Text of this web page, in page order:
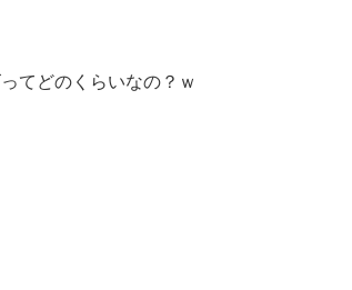
てどのくらいなの？ｗ